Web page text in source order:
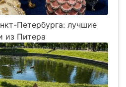
Петербурга: лучшие
из Питера